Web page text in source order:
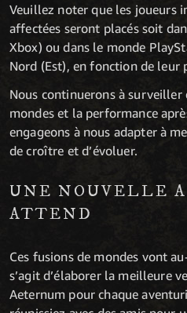
Veuillez noter que les joueurs
affectées seront placés soit
Xbox) ou dans le monde
Nord (Est), en fonction de leur
Nous continuerons à
mondes et la performance
engageons à nous adapter à
de croître et d’évoluer.
UNE NOUVELLE
ATTEND
Ces fusions de mondes vont
s’agit d’élaborer la meilleure
Aeternum pour chaque